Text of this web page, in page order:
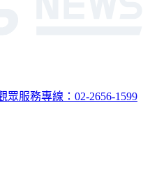
眾服務專線：02-2656-1599